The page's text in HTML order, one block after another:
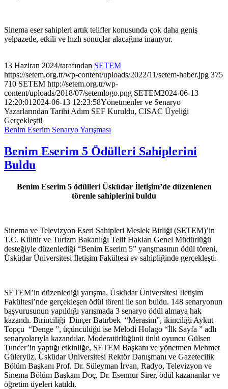
Sinema eser sahipleri artık telifler konusunda çok daha geniş
yelpazede, etkili ve hızlı sonuçlar alacağına inanıyor.
13 Haziran 2024/tarafından SETEM
https://setem.org.tr/wp-content/uploads/2022/11/setem-haber.jpg 375
710 SETEM http://setem.org.tr/wp-
content/uploads/2018/07/setemlogo.png SETEM2024-06-13
12:20:01 2024-06-13 12:23:58Yönetmenler ve Senaryo
Yazarlarından Tarihi Adım SEF Kuruldu, CISAC Üyeliği
Gerçekleşti!
Benim Eserim Senaryo Yarışması
Benim Eserim 5 Ödülleri Sahiplerini
Buldu
Benim Eserim 5 ödülleri Üsküdar İletişim’de düzenlenen
törenle sahiplerini buldu
Sinema ve Televizyon Eseri Sahipleri Meslek Birliği (SETEM)’in
T.C. Kültür ve Turizm Bakanlığı Telif Hakları Genel Müdürlüğü
desteğiyle düzenlediği “Benim Eserim 5” yarışmasının ödül töreni,
Üsküdar Üniversitesi İletişim Fakültesi ev sahipliğinde gerçekleşti.
SETEM’in düzenlediği yarışma, Üsküdar Üniversitesi İletişim
Fakültesi’nde gerçekleşen ödül töreni ile son buldu. 148 senaryonun
başvurusunun yapıldığı yarışmada 3 senaryo ödül almaya hak
kazandı. Birinciliği Dinçer Batırbek “Merasim”, ikinciliği Aykut
Topçu “Denge ”, üçüncülüğü ise Melodi Holago “İlk Sayfa ” adlı
senaryolarıyla kazandılar. Moderatörlüğünü ünlü oyuncu Gülsen
Tuncer’in yaptığı etkinliğe, SETEM Başkanı ve yönetmen Mehmet
Güleryüz, Üsküdar Üniversitesi Rektör Danışmanı ve Gazetecilik
Bölüm Başkanı Prof. Dr. Süleyman İrvan, Radyo, Televizyon ve
Sinema Bölüm Başkanı Doç. Dr. Esennur Sirer, ödül kazananlar ve
öğretim üyeleri katıldı.